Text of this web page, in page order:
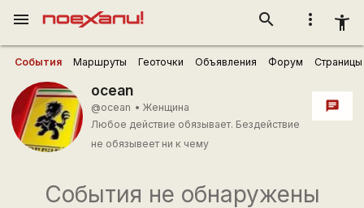
more_vert accessibility_new
search
menu
События Маршруты Геоточки Объявления Форум Страницы
ocean
@ocean • Женщина
Любое действие обязывает. Бездействие
не обязывеет ни к чему
chat
События не обнаружены